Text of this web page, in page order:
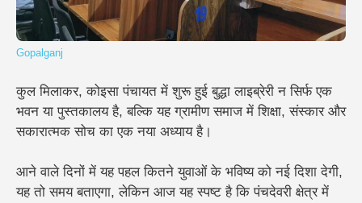
Gopalganj
कुल मिलाकर, कोइसा पंचायत में शुरू हुई बुद्धा लाइब्रेरी न सिर्फ एक
भवन या पुस्तकालय है, बल्कि यह ग्रामीण समाज में शिक्षा, संस्कार और
सकारात्मक सोच का एक नया अध्याय है।
आने वाले दिनों में यह पहल कितने युवाओं के भविष्य को नई दिशा देगी,
यह तो समय बताएगा, लेकिन आज यह स्पष्ट है कि पंचदेवरी क्षेत्र में